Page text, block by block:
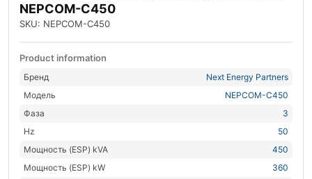
NEPCOM-C450
SKU: NEPCOM-C450
Product information
Бренд
Next Energy Partners
Модель
NEPCOM-C450
Фаза
3
Hz
50
Мощность (ESP) kVA
450
Мощность (ESP) kW
360